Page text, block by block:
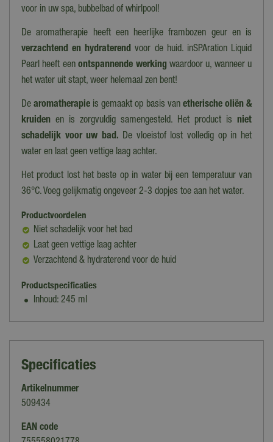
voor in uw spa, bubbelbad of whirlpool!
De aromatherapie heeft een heerlijke frambozen geur en is
verzachtend en hydraterend voor de huid. inSPAration Liquid
Pearl heeft eenontspannende werking waardoor u, wanneer u
het water uit stapt, weer helemaal zen bent!
Dearomatherapie is gemaakt op basis van etherische oliën &
kruiden en is zorgvuldig samengesteld. Het product is niet
schadelijk voor uw bad. De vloeistof lost volledig op in het
water en laat geen vettige laag achter.
Het product lost het beste op in water bij een temperatuur van
36°C. Voeg gelijkmatig ongeveer 2-3 dopjes toe aan het water.
Productvoordelen
Niet schadelijk voor het bad
Laat geen vettige laag achter
Verzachtend & hydraterend voor de huid
Productspecificaties
Inhoud: 245 ml
Specificaties
Artikelnummer
509434
EAN code